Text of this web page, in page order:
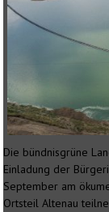
Die bündnisgrüne
Einladung der
September am
Ortsteil Altenau